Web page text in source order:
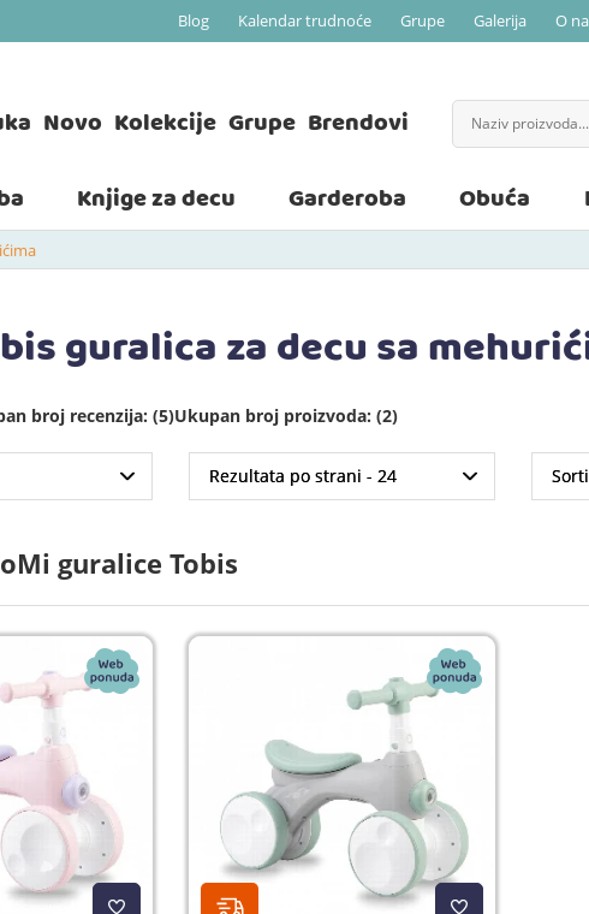
Blog Kalendar trudnoće Grupe Galerija O
Novo Kolekcije Grupe Brendovi
Knjige za decu Garderoba Obuća
guralica za decu sa
broj recenzija: (5)Ukupan broj proizvoda: (2)
guralice Tobis